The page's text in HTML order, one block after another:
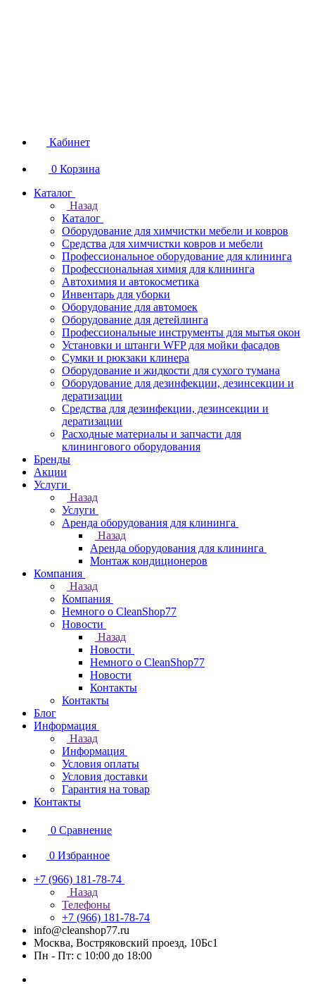
Кабинет
0 Корзина
Каталог
Назад
Каталог
Оборудование для химчистки мебели и ковров
Средства для химчистки ковров и мебели
Профессиональное оборудование для клининга
Профессиональная химия для клининга
Автохимия и автокосметика
Инвентарь для уборки
Оборудование для автомоек
Оборудование для детейлинга
Профессиональные инструменты для мытья окон
Установки и штанги WFP для мойки фасадов
Сумки и рюкзаки клинера
Оборудование и жидкости для сухого тумана
Оборудование для дезинфекции, дезинсекции и
дератизации
Средства для дезинфекции, дезинсекции и
дератизации
Расходные материалы и запчасти для
клинингового оборудования
Бренды
Акции
Услуги
Назад
Услуги
Аренда оборудования для клининга
Назад
Аренда оборудования для клининга
Монтаж кондиционеров
Компания
Назад
Компания
Немного о CleanShop77
Новости
Назад
Новости
Немного о CleanShop77
Новости
Контакты
Контакты
Блог
Информация
Назад
Информация
Условия оплаты
Условия доставки
Гарантия на товар
Контакты
0 Сравнение
0 Избранное
+7 (966) 181-78-74
Назад
Телефоны
+7 (966) 181-78-74
info@cleanshop77.ru
Москва, Востряковский проезд, 10Бс1
Пн - Пт: с 10:00 до 18:00